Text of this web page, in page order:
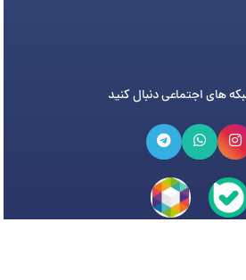
های اجتماعی دنبال کنید